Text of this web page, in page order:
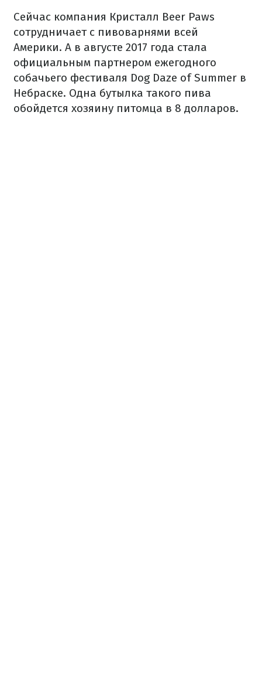
Сейчас компания Кристалл Beer Paws
сотрудничает с пивоварнями всей
Америки. А в августе 2017 года стала
официальным партнером ежегодного
собачьего фестиваля Dog Daze of Summer в
Небраске. Одна бутылка такого пива
обойдется хозяину питомца в 8 долларов.